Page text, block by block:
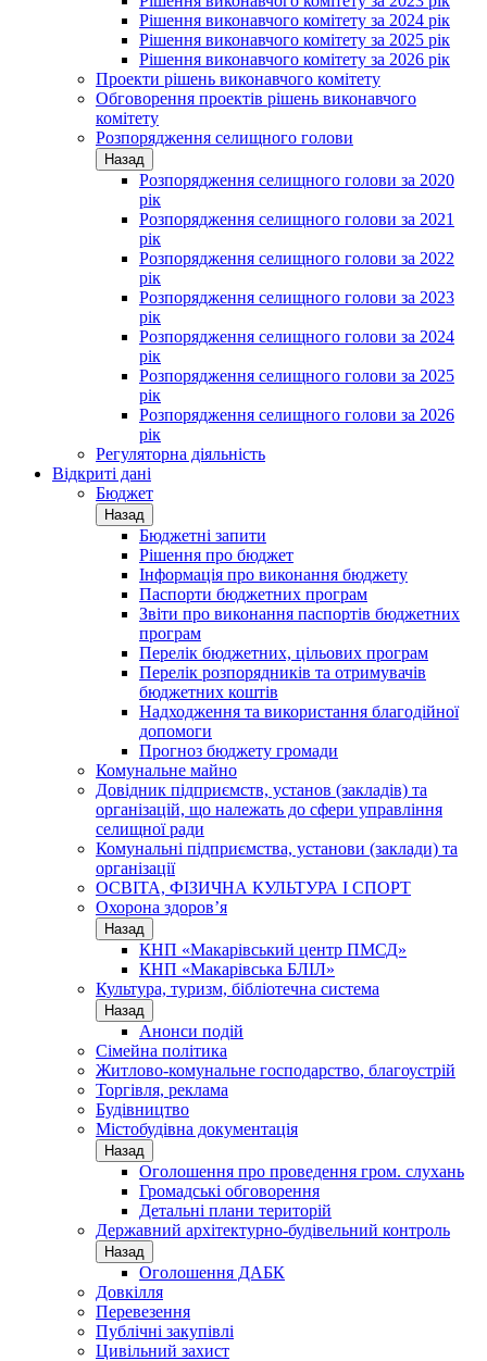
Рішення виконавчого комітету за 2024 рік
Рішення виконавчого комітету за 2025 рік
Рішення виконавчого комітету за 2026 рік
Проекти рішень виконавчого комітету
Обговорення проектів рішень виконавчого
комітету
Розпорядження селищного голови
Назад
Розпорядження селищного голови за 2020
рік
Розпорядження селищного голови за 2021
рік
Розпорядження селищного голови за 2022
рік
Розпорядження селищного голови за 2023
рік
Розпорядження селищного голови за 2024
рік
Розпорядження селищного голови за 2025
рік
Розпорядження селищного голови за 2026
рік
Регуляторна діяльність
Відкриті дані
Бюджет
Назад
Бюджетні запити
Рішення про бюджет
Інформація про виконання бюджету
Паспорти бюджетних програм
Звіти про виконання паспортів бюджетних
програм
Перелік бюджетних, цільових програм
Перелік розпорядників та отримувачів
бюджетних коштів
Надходження та використання благодійної
допомоги
Прогноз бюджету громади
Комунальне майно
Довідник підприємств, установ (закладів) та
організацій, що належать до сфери управління
селищної ради
Комунальні підприємства, установи (заклади) та
організації
ОСВІТА, ФІЗИЧНА КУЛЬТУРА І СПОРТ
Охорона здоров’я
Назад
КНП «Макарівський центр ПМСД»
КНП «Макарівська БЛІЛ»
Культура, туризм, бібліотечна система
Назад
Анонси подій
Сімейна політика
Житлово-комунальне господарство, благоустрій
Торгівля, реклама
Будівництво
Містобудівна документація
Назад
Оголошення про проведення гром. слухань
Громадські обговорення
Детальні плани територій
Державний архітектурно-будівельний контроль
Назад
Оголошення ДАБК
Довкілля
Перевезення
Публічні закупівлі
Цивільний захист